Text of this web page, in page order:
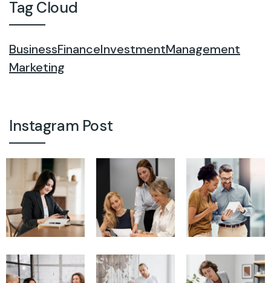
Tag Cloud
BusinessFinanceInvestmentManagement
Marketing
Instagram Post